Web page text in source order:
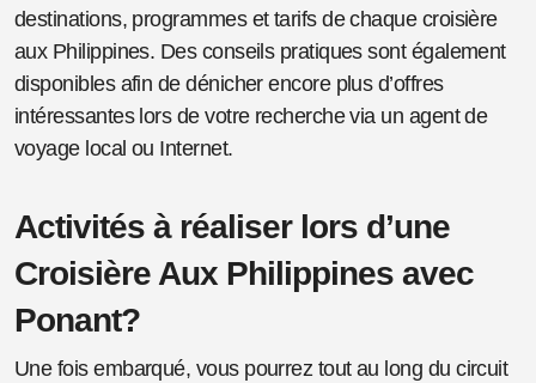
destinations, programmes et tarifs de chaque croisière
aux Philippines. Des conseils pratiques sont également
disponibles afin de dénicher encore plus d’offres
intéressantes lors de votre recherche via un agent de
voyage local ou Internet.
Activités à réaliser lors d’une
Croisière Aux Philippines avec
Ponant?
Une fois embarqué, vous pourrez tout au long du circuit